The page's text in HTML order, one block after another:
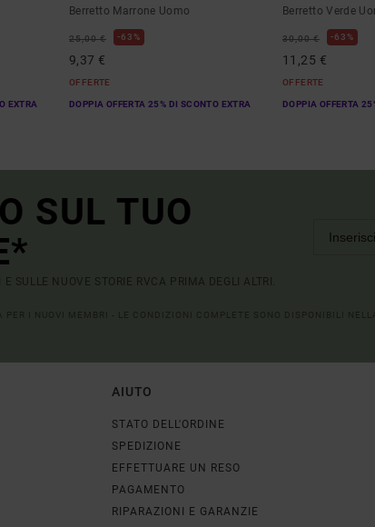
EXTRA
Berretto Marrone Uomo
25,00 € 63%
9,37 €
OFFERTE
DOPPIA OFFERTA 25% DI SCONTO EXTRA
Berretto Verde
30,00 € 63%
11,25 €
OFFERTE
DOPPIA OFFERTA
SUL TUO
SULLE NUOVE STORIE RVCA PRIMA DEGLI ALTRI.
AIUTO
STATO DELL'ORDINE
SPEDIZIONE
EFFETTUARE UN RESO
PAGAMENTO
RIPARAZIONI E GARANZIE